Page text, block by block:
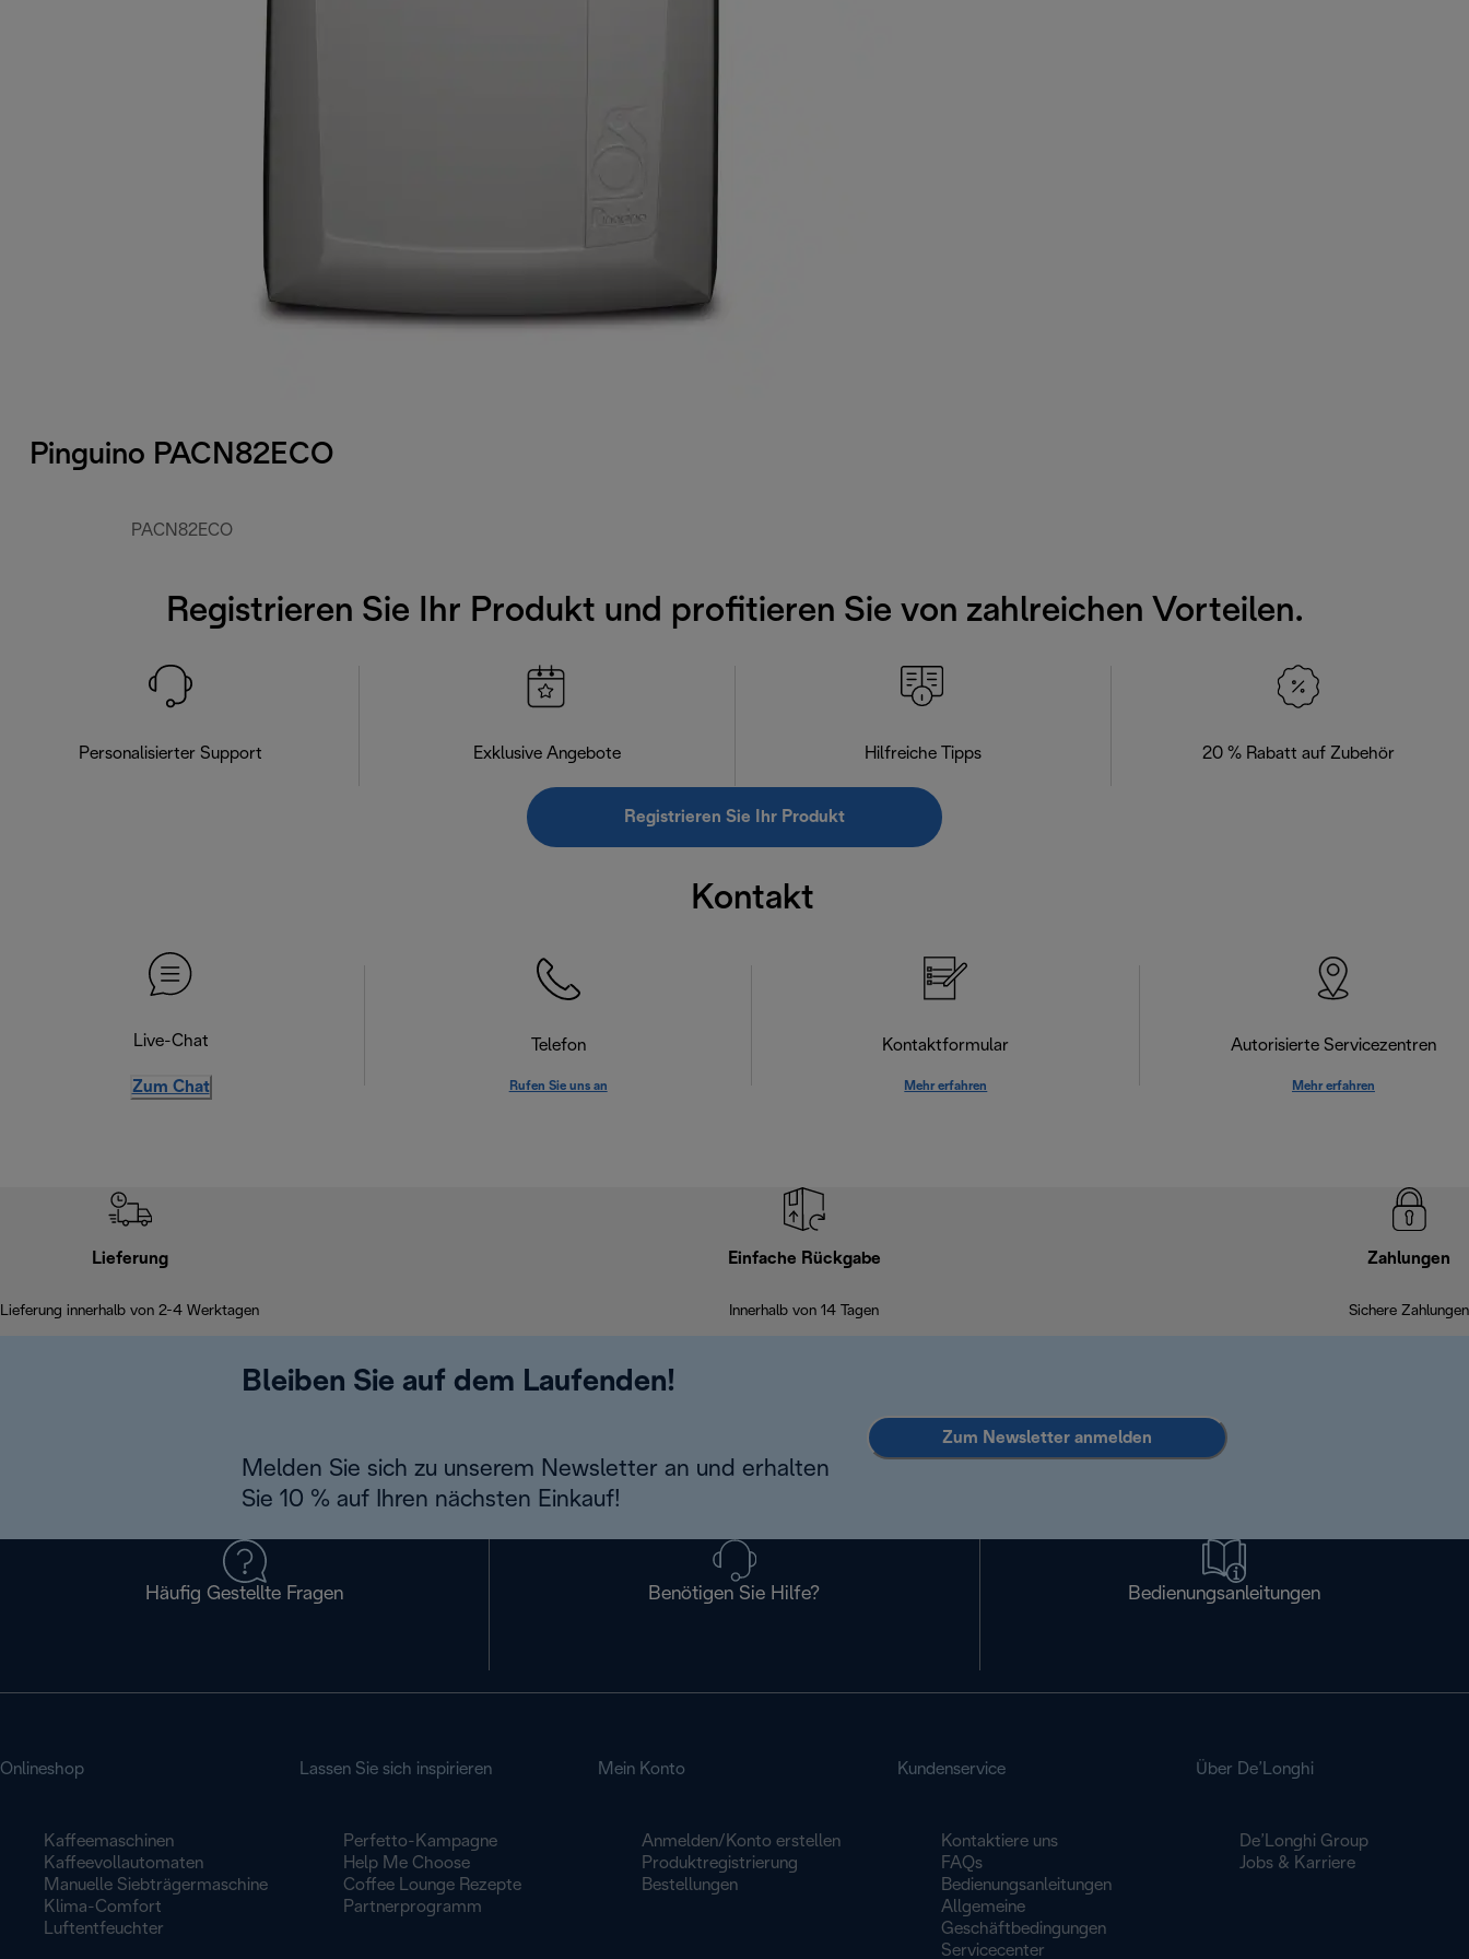
Pinguino PACN82ECO
PACN82ECO
Registrieren Sie Ihr Produkt und profitieren Sie von zahlreichen Vorteilen.
Personalisierter Support Exklusive Angebote Hilfreiche Tipps 20 % Rabatt auf Zubehör
Registrieren Sie Ihr Produkt
Kontakt
Live-Chat
Zum Chat
Telefon
Rufen Sie uns an
Kontaktformular
Mehr erfahren
Autorisierte Servicezentren
Mehr erfahren
Lieferung
Lieferung innerhalb von 2-4 Werktagen
Einfache Rückgabe
Innerhalb von 14 Tagen
Zahlungen
Sichere Zahlungen
Bleiben Sie auf dem Laufenden!
Melden Sie sich zu unserem Newsletter an und erhalten
Sie 10 % auf Ihren nächsten Einkauf!
Zum Newsletter anmelden
Häufig Gestellte Fragen Benötigen Sie Hilfe? Bedienungsanleitungen
Onlineshop
Kaffeemaschinen
Kaffeevollautomaten
Manuelle Siebträgermaschine
Klima-Comfort
Luftentfeuchter
Lassen Sie sich inspirieren
Perfetto-Kampagne
Help Me Choose
Coffee Lounge Rezepte
Partnerprogramm
Mein Konto
Anmelden/Konto erstellen
Produktregistrierung
Bestellungen
Kundenservice
Kontaktiere uns
FAQs
Bedienungsanleitungen
Allgemeine
Geschäftbedingungen
Servicecenter
Über De’Longhi
De’Longhi Group
Jobs & Karriere